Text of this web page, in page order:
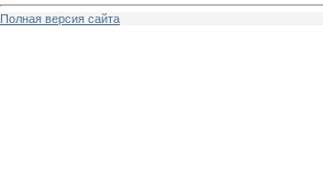
Полная версия сайта